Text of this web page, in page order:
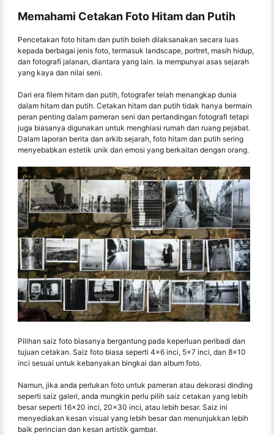
Memahami Cetakan Foto Hitam dan Putih
Pencetakan foto hitam dan putih boleh dilaksanakan secara luas
kepada berbagai jenis foto, termasuk landscape, portret, masih hidup,
dan fotografi jalanan, diantara yang lain. Ia mempunyai asas sejarah
yang kaya dan nilai seni.
Dari era filem hitam dan putih, fotografer telah menangkap dunia
dalam hitam dan putih. Cetakan hitam dan putih tidak hanya bermain
peran penting dalam pameran seni dan pertandingan fotografi tetapi
juga biasanya digunakan untuk menghiasi rumah dan ruang pejabat.
Dalam laporan berita dan arkib sejarah, foto hitam dan putih sering
menyebabkan estetik unik dan emosi yang berkaitan dengan orang.
Pilihan saiz foto biasanya bergantung pada keperluan peribadi dan
tujuan cetakan. Saiz foto biasa seperti 4x6 inci, 5x7 inci, dan 8x10
inci sesuai untuk kebanyakan bingkai dan album foto.
Namun, jika anda perlukan foto untuk pameran atau dekorasi dinding
seperti saiz galeri, anda mungkin perlu pilih saiz cetakan yang lebih
besar seperti 16x20 inci, 20x30 inci, atau lebih besar. Saiz ini
menyediakan kesan visual yang lebih besar dan menunjukkan lebih
baik perincian dan kesan artistik gambar.